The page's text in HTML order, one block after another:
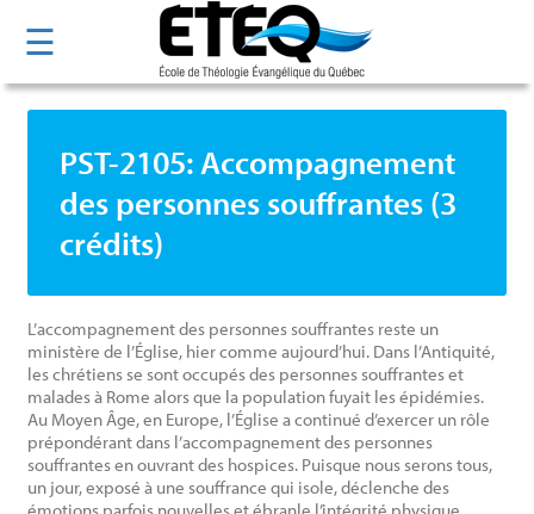
au
principal
☰
PST-2105: Accompagnement
des personnes souffrantes (3
crédits)
L’accompagnement des personnes souffrantes reste un
ministère de l’Église, hier comme aujourd’hui. Dans l’Antiquité,
les chrétiens se sont occupés des personnes souffrantes et
malades à Rome alors que la population fuyait les épidémies.
Au Moyen Âge, en Europe, l’Église a continué d’exercer un rôle
prépondérant dans l’accompagnement des personnes
souffrantes en ouvrant des hospices. Puisque nous serons tous,
un jour, exposé à une souffrance qui isole, déclenche des